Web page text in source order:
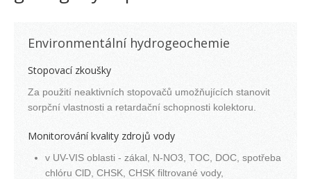
Environmentální hydrogeochemie
Stopovací zkoušky
Za použití neaktivních stopovačů umožňujících stanovit
sorpční vlastnosti a retardační schopnosti kolektoru.
Monitorování kvality zdrojů vody
v UV-VIS oblasti - zákal, N-NO3, TOC, DOC, spotřeba
chlóru ClD, CHSK, CHSK filtrované vody,